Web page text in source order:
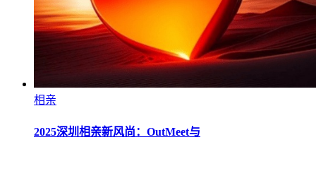
相亲
2025深圳相亲新风尚：OutMeet与